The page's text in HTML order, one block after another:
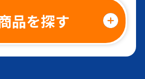
カルダスヨーグルト
記憶対策ヨーグルト
品を探す
リから探す